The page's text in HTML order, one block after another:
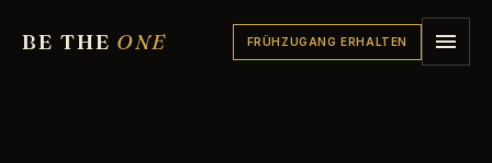
BE THE ONE FRÜHZUGANG ERHALTEN